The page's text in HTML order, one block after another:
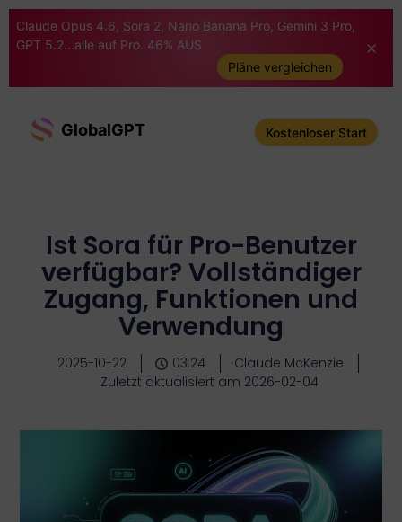
Claude Opus 4.6, Sora 2, Nano Banana Pro, Gemini 3 Pro,
GPT 5.2...alle auf Pro. 46% AUS
Pläne vergleichen
GlobalGPT Kostenloser Start
Ist Sora für Pro-Benutzer
verfügbar? Vollständiger
Zugang, Funktionen und
Verwendung
2025-10-22 03:24
Claude McKenzie
Zuletzt aktualisiert am 2026-02-04